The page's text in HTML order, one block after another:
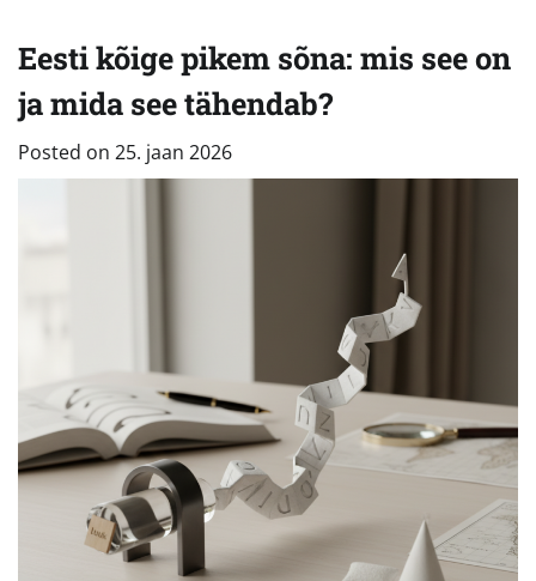
Eesti kõige pikem sõna: mis see on
ja mida see tähendab?
Posted on 25. jaan 2026